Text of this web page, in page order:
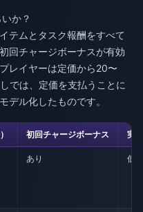
か？
テムとタスク報酬をすべて
回チャージボーナスが有効
レイヤーは定価から20〜
では、定価を支払うことに
デル化したものです。
初回チャージボーナス 実
あり 低